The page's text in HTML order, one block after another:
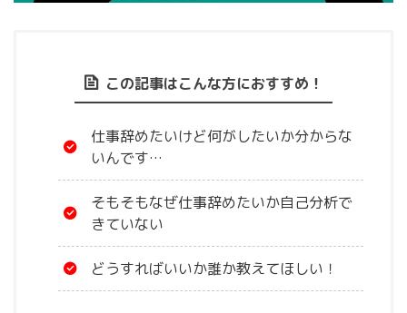
この記事はこんな方におすすめ！
仕事辞めたいけど何がしたいか分からな
いんです…
そもそもなぜ仕事辞めたいか自己分析で
きていない
どうすればいいか誰か教えてほしい！